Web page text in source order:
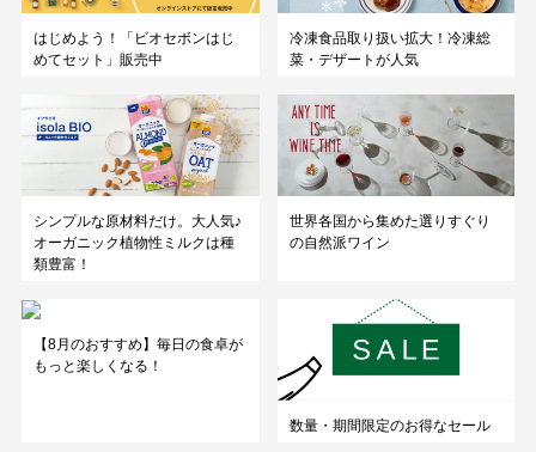
はじめよう！「ビオセボンはじ
めてセット」販売中
冷凍食品取り扱い拡大！冷凍総
菜・デザートが人気
シンプルな原材料だけ。大人気♪
オーガニック植物性ミルクは種
類豊富！
世界各国から集めた選りすぐり
の自然派ワイン
【8月のおすすめ】毎日の食卓が
もっと楽しくなる！
数量・期間限定のお得なセール